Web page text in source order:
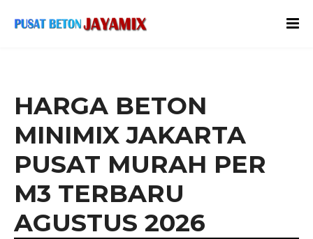
HARGA BETON
MINIMIX JAKARTA
PUSAT MURAH PER
M3 TERBARU
AGUSTUS 2026